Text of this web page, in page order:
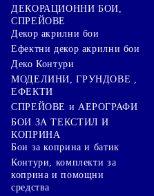
ДЕКОРАЦИОННИ БОИ,
СПРЕЙОВЕ
Декор акрилни бои
Ефектни декор акрилни бои
Деко Контури
МОДЕЛИНИ, ГРУНДОВЕ ,
ЕФЕКТИ
СПРЕЙОВЕ и АЕРОГРАФИ
БОИ ЗА ТЕКСТИЛ И
КОПРИНА
Бои за коприна и батик
Контури, комплекти за
коприна и помощни
средства